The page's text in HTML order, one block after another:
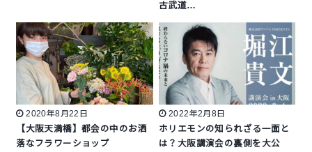
古武道…
2020年8月22日
【大阪天満橋】都会の中のお洒
落なフラワーショップ
2022年2月8日
ホリエモンの知られざる一面と
は？大阪講演会の裏側を大公